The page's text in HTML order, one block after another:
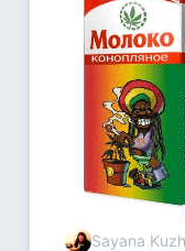
Sayana